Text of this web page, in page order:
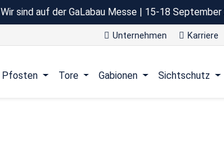
Wir sind auf der GaLabau Messe | 15-18
Unternehmen Karriere
Pfosten Tore Gabionen Sichtschutz